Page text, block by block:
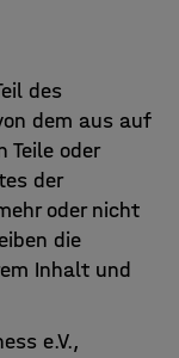
des
dem aus auf
Teile oder
der
oder nicht
die
Inhalt und
e.V.,